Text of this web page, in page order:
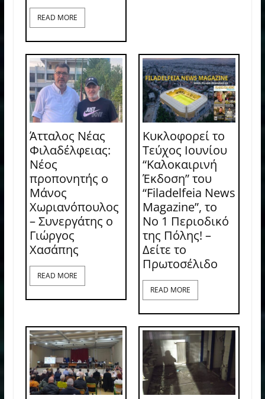
READ MORE
Άτταλος Νέας
Φιλαδέλφειας:
Νέος
προπονητής ο
Μάνος
Χωριανόπουλος
– Συνεργάτης ο
Γιώργος
Χασάπης
READ MORE
Κυκλοφορεί το
Τεύχος Ιουνίου
“Καλοκαιρινή
Έκδοση” του
“Filadelfeia News
Magazine”, το
Νο 1 Περιοδικό
της Πόλης! –
Δείτε το
Πρωτοσέλιδο
READ MORE